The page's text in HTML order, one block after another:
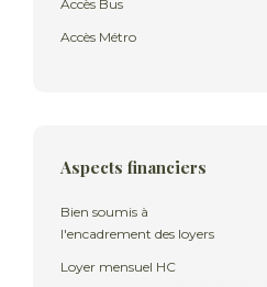
Accès Bus
Accès Métro
Aspects financiers
Bien soumis à
l'encadrement des loyers
Loyer mensuel HC